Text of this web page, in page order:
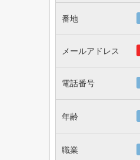
番地
メールアドレス
電話番号
年齢
職業